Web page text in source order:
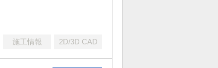
施工情報 2D/3D CAD